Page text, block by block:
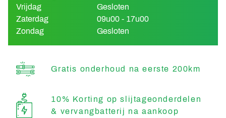
Vrijdag
Gesloten
Zaterdag
09u00 - 17u00
Zondag
Gesloten
Gratis onderhoud na eerste 200km
10% Korting op slijtageonderdelen
& vervangbatterij na aankoop